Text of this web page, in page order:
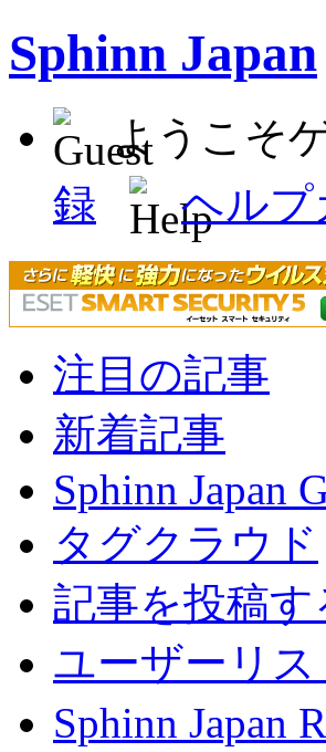
Sphinn Japan
ようこそ
録
ヘルプ
注目の記事
新着記事
Sphinn Japan
タグクラウド
記事を投稿す
ユーザーリス
Sphinn Japan